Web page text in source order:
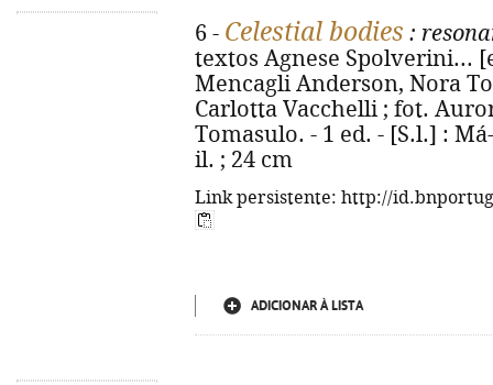
6 - Celestial bodies :
textos Agnese Spolverini...
Mencagli Anderson, Nora
Carlotta Vacchelli ; fot.
Tomasulo. - 1 ed. - [S.l.] :
il. ; 24 cm
Link persistente: http://
ADICIONAR À LISTA